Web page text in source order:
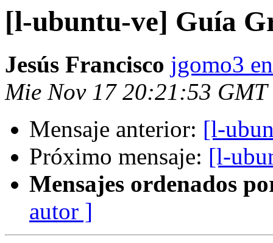
[l-ubuntu-ve] Guía
Jesús Francisco jgomo3
Mie Nov 17 20:21:53 GMT
Mensaje anterior: [l-
Próximo mensaje: [l-
Mensajes ordenados
autor ]